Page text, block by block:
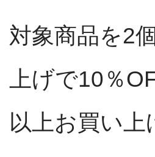
対象商品を2
上げで10％
以上お買い上